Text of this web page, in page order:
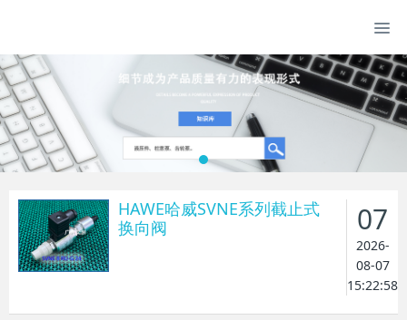
HAWE哈威SVNE系列截止式
换向阀
07
2026-
08-07
15:22:58